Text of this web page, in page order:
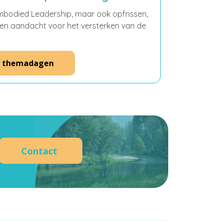
Leadership, maar ook opfrissen,
aandacht voor het versterken van de
themadagen
Contact